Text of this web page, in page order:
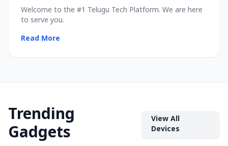
Welcome to the #1 Telugu Tech Platform. We are here
to serve you.
Read More
Trending
Gadgets
View All
Devices